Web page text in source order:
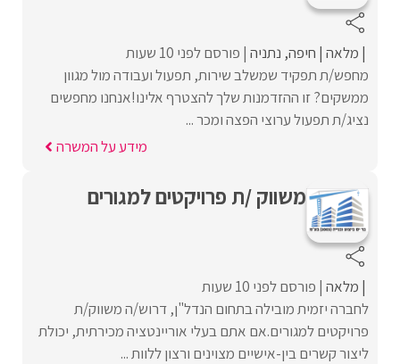
מלאה חיפה נתניה פורסם לפני 10 שעות
מחפש/ת תפקיד שמשלב שירות, תפעול ועבודה מול מגוון
ממשקים? זו ההזדמנות שלך להצטרף אלינו!אנחנו מחפשים
נציג/ת תפעול ערוצי הפצה ומכר ...
מידע על המשרה
משווק /ת פרויקטים למגורים
מלאה פורסם לפני 10 שעות
לחברה יזמית מובילה בתחום הנדל"ן, דרוש/ה משווק/ת
פרויקטים למגורים.אם אתם בעלי אוריינטציה מכירתית, יכולת
ליצור קשרים בין-אישיים מצוינים ורצון ללוות ...